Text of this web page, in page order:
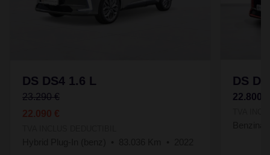
DS DS4 1.6 L
23.290 €
22.090 €
DS
22.800 €